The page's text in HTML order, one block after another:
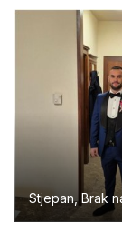
Stjepan, Brak